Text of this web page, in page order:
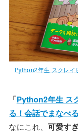
Python2年生 スクレイ
「Python2年生 ス
る！会話でまなべ
なにこれ、 可愛す